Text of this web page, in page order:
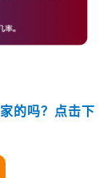
的吗？点击下